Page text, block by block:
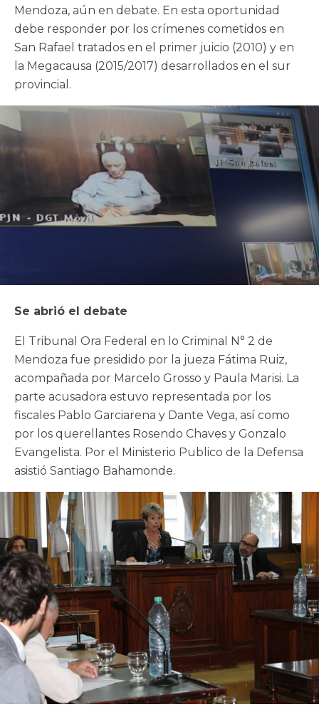
Mendoza, aún en debate. En esta oportunidad
debe responder por los crímenes cometidos en
San Rafael tratados en el primer juicio (2010) y en
la Megacausa (2015/2017) desarrollados en el sur
provincial.
Se abrió el debate
El Tribunal Ora Federal en lo Criminal N° 2 de
Mendoza fue presidido por la jueza Fátima Ruiz,
acompañada por Marcelo Grosso y Paula Marisi. La
parte acusadora estuvo representada por los
fiscales Pablo Garciarena y Dante Vega, así como
por los querellantes Rosendo Chaves y Gonzalo
Evangelista. Por el Ministerio Publico de la Defensa
asistió Santiago Bahamonde.